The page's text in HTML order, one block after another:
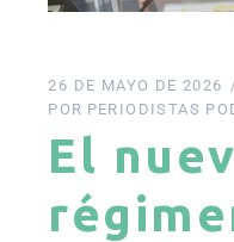
26 DE MAYO DE 2026
POR PERIODISTAS
El